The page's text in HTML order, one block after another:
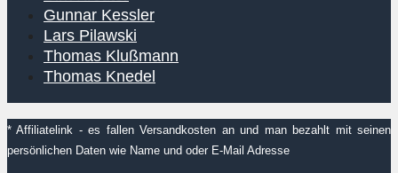
Gunnar Kessler
Lars Pilawski
Thomas Klußmann
Thomas Knedel
* Affiliatelink - es fallen Versandkosten an und man bezahlt mit seinen
persönlichen Daten wie Name und oder E-Mail Adresse